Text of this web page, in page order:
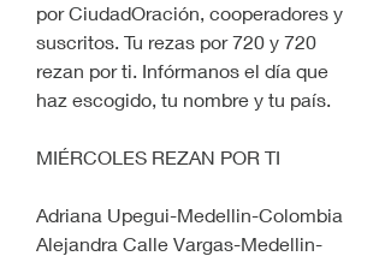
por CiudadOración, cooperadores y
suscritos. Tu rezas por 720 y 720
rezan por ti. Infórmanos el día que
haz escogido, tu nombre y tu país.
MIÉRCOLES REZAN POR TI
Adriana Upegui-Medellin-Colombia
Alejandra Calle Vargas-Medellin-